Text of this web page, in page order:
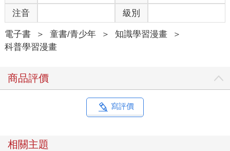
注音 級別
電子書 ＞ 童書/青少年 ＞ 知識學習漫畫
＞
科普學習漫畫
商品評價
寫評價
相關主題